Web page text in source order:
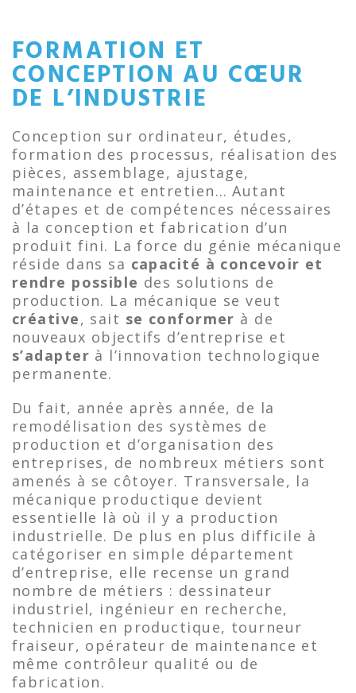
FORMATION ET
CONCEPTION AU CŒUR
DE L’INDUSTRIE
Conception sur ordinateur, études,
formation des processus, réalisation des
pièces, assemblage, ajustage,
maintenance et entretien… Autant
d’étapes et de compétences nécessaires
à la conception et fabrication d’un
produit fini. La force du génie mécanique
réside dans sa capacité à concevoir et
rendre possible des solutions de
production. La mécanique se veut
créative, sait se conformer à de
nouveaux objectifs d’entreprise et
s’adapter à l’innovation technologique
permanente.
Du fait, année après année, de la
remodélisation des systèmes de
production et d’organisation des
entreprises, de nombreux métiers sont
amenés à se côtoyer. Transversale, la
mécanique productique devient
essentielle là où il y a production
industrielle. De plus en plus difficile à
catégoriser en simple département
d’entreprise, elle recense un grand
nombre de métiers : dessinateur
industriel, ingénieur en recherche,
technicien en productique, tourneur
fraiseur, opérateur de maintenance et
même contrôleur qualité ou de
fabrication.